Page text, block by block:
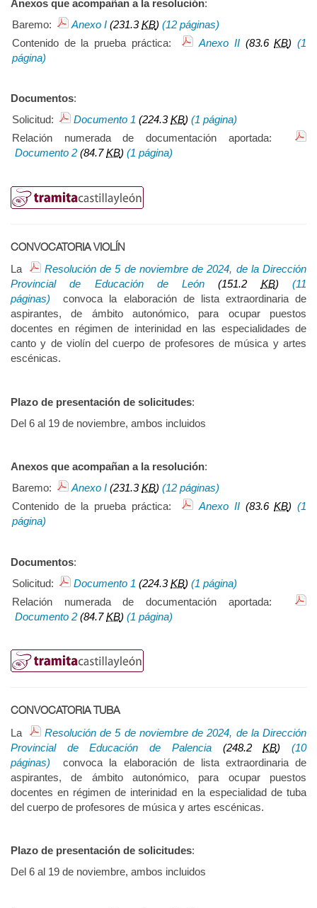
Anexos que acompañan a la resolución:
Baremo:
Anexo I (231.3KB) (12 páginas)
Contenido de la prueba práctica:
Anexo II(83.6KB) (1
página)
Documentos:
Solicitud:
Documento 1 (224.3KB) (1 página)
Relación numerada de documentación aportada:
Documento 2 (84.7KB) (1 página)
CONVOCATORIA VIOLÍN
La
Resolución de 5 de noviembre de 2024, de la Dirección
Provincial de Educación de León (151.2 KB) (11
páginas)
convoca la elaboración de lista extraordinaria de
aspirantes, de ámbito autonómico, para ocupar puestos
docentes en régimen de interinidad en las especialidades de
canto y de violín del cuerpo de profesores de música y artes
escénicas.
Plazo de presentación de solicitudes:
Del 6 al 19 de noviembre, ambos incluidos
Anexos que acompañan a la resolución:
Baremo:
Anexo I (231.3KB) (12 páginas)
Contenido de la prueba práctica:
Anexo II(83.6KB) (1
página)
Documentos:
Solicitud:
Documento 1 (224.3KB) (1 página)
Relación numerada de documentación aportada:
Documento 2 (84.7KB) (1 página)
CONVOCATORIA TUBA
La
Resolución de 5 de noviembre de 2024, de la Dirección
Provincial de Educación de Palencia(248.2KB) (10
páginas)
convoca la elaboración de lista extraordinaria de
aspirantes, de ámbito autonómico, para ocupar puestos
docentes en régimen de interinidad en la especialidad de tuba
del cuerpo de profesores de música y artes escénicas.
Plazo de presentación de solicitudes:
Del 6 al 19 de noviembre, ambos incluidos